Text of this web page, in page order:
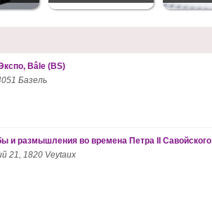
Bâle (BS)
Базель
и размышления во времена Петра II Савойского
21, 1820 Veytaux